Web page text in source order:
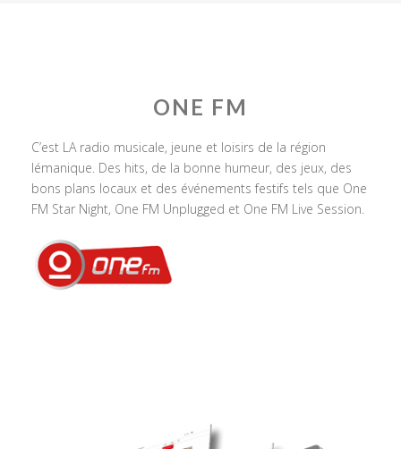
ONE FM
C’est LA radio musicale, jeune et loisirs de la région
lémanique. Des hits, de la bonne humeur, des jeux, des
bons plans locaux et des événements festifs tels que One
FM Star Night, One FM Unplugged et One FM Live Session.